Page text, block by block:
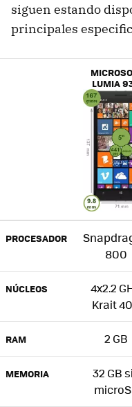
siguen estando
principales
LUMIA
PROCESADOR
800
NÚCLEOS
4x2.2
Krait
RAM 2 GB
MEMORIA
32 GB